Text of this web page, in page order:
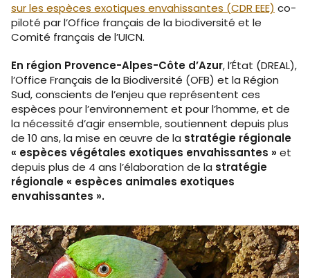
sur les espèces exotiques envahissantes (CDR EEE) co-
piloté par l’Office français de la biodiversité et le
Comité français de l’UICN.
En région Provence-Alpes-Côte d’Azur, l’État (DREAL),
l’Office Français de la Biodiversité (OFB) et la Région
Sud, conscients de l’enjeu que représentent ces
espèces pour l’environnement et pour l’homme, et de
la nécessité d’agir ensemble, soutiennent depuis plus
de 10 ans, la mise en œuvre de la stratégie régionale
« espèces végétales exotiques envahissantes » et
depuis plus de 4 ans l’élaboration de la stratégie
régionale « espèces animales exotiques
envahissantes ».